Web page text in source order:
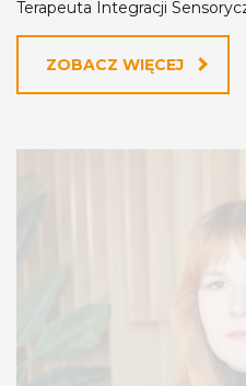
Terapeuta Integracji
ZOBACZ WIĘCEJ